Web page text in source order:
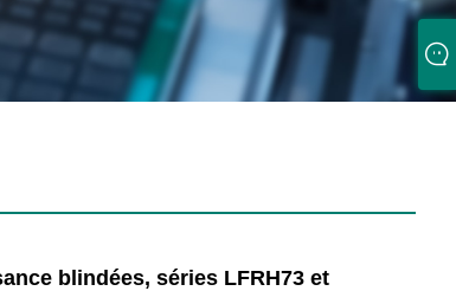
blindées, séries LFRH73 et